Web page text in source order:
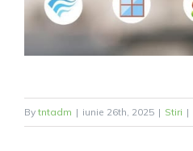
By tntadm | iunie 26th, 2025 | Stiri |